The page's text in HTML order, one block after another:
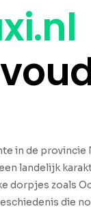
in de
landelijk
dorpjes zoals
die